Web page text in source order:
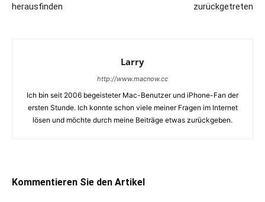
herausfinden
zurückgetreten
Larry
http://www.macnow.cc
Ich bin seit 2006 begeisteter Mac-Benutzer und iPhone-Fan der
ersten Stunde. Ich konnte schon viele meiner Fragen im Internet
lösen und möchte durch meine Beiträge etwas zurückgeben.
Kommentieren Sie den Artikel